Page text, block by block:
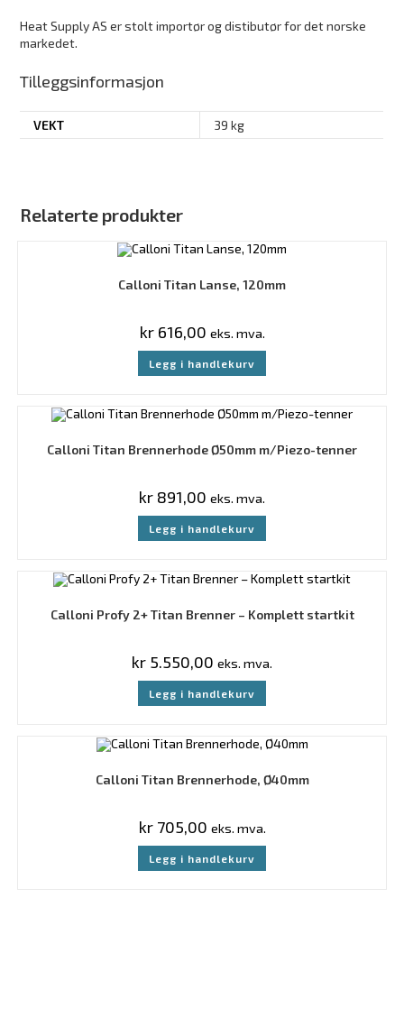
Heat Supply AS er stolt importør og distibutør for det norske
markedet.
Tilleggsinformasjon
VEKT 39 kg
Relaterte produkter
Calloni Titan Lanse, 120mm
kr616,00 eks. mva.
Legg i handlekurv
Calloni Titan Brennerhode Ø50mm m/Piezo-tenner
kr 891,00 eks. mva.
Legg i handlekurv
Calloni Profy 2+ Titan Brenner – Komplett startkit
kr 5.550,00 eks. mva.
Legg i handlekurv
Calloni Titan Brennerhode, Ø40mm
kr705,00 eks. mva.
Legg i handlekurv